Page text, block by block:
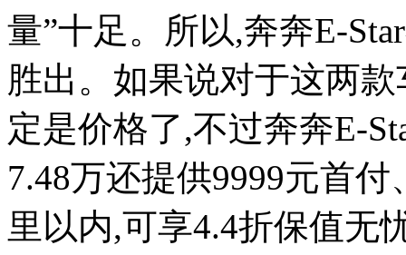
量”十足。所以,奔奔E-
胜出。如果说对于这两
定是价格了,不过奔奔E-
7.48万还提供9999元首
里以内,可享4.4折保值无